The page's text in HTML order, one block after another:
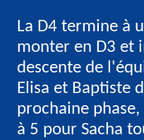
La D4 termine à
monter en D3 et
descente de
Elisa et Baptiste
prochaine
à 5 pour Sacha